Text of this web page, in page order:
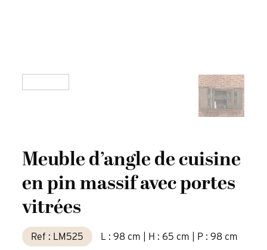
Meuble d’angle de cuisine
en pin massif avec portes
vitrées
Ref : LM525 L : 98 cm | H : 65 cm | P : 98 cm